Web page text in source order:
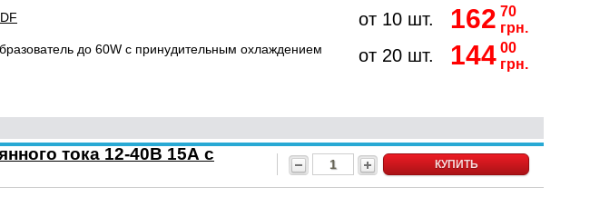
до 60W c принудительным охлаждением
от 10 шт. 162 70
грн.
от 20 шт. 144 00
грн.
тока 12-40В 15А с
КУПИТЬ